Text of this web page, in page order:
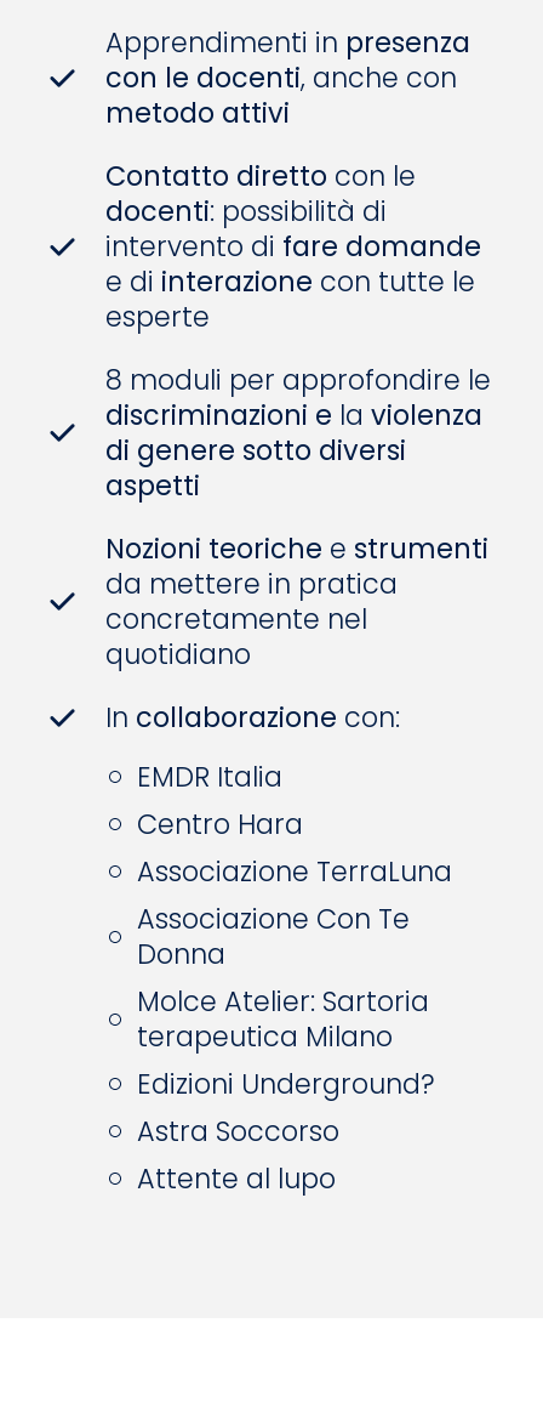
Apprendimenti in presenza
con le docenti, anche con
metodo attivi
Contatto diretto con le
docenti: possibilità di
intervento di fare domande
e di interazione con tutte le
esperte
8 moduli per approfondire le
discriminazioni e la violenza
di genere sotto diversi
aspetti
Nozioni teoriche e strumenti
da mettere in pratica
concretamente nel
quotidiano
In collaborazione con:
EMDR Italia
Centro Hara
Associazione TerraLuna
Associazione Con Te
Donna
Molce Atelier: Sartoria
terapeutica Milano
Edizioni Underground?
Astra Soccorso
Attente al lupo